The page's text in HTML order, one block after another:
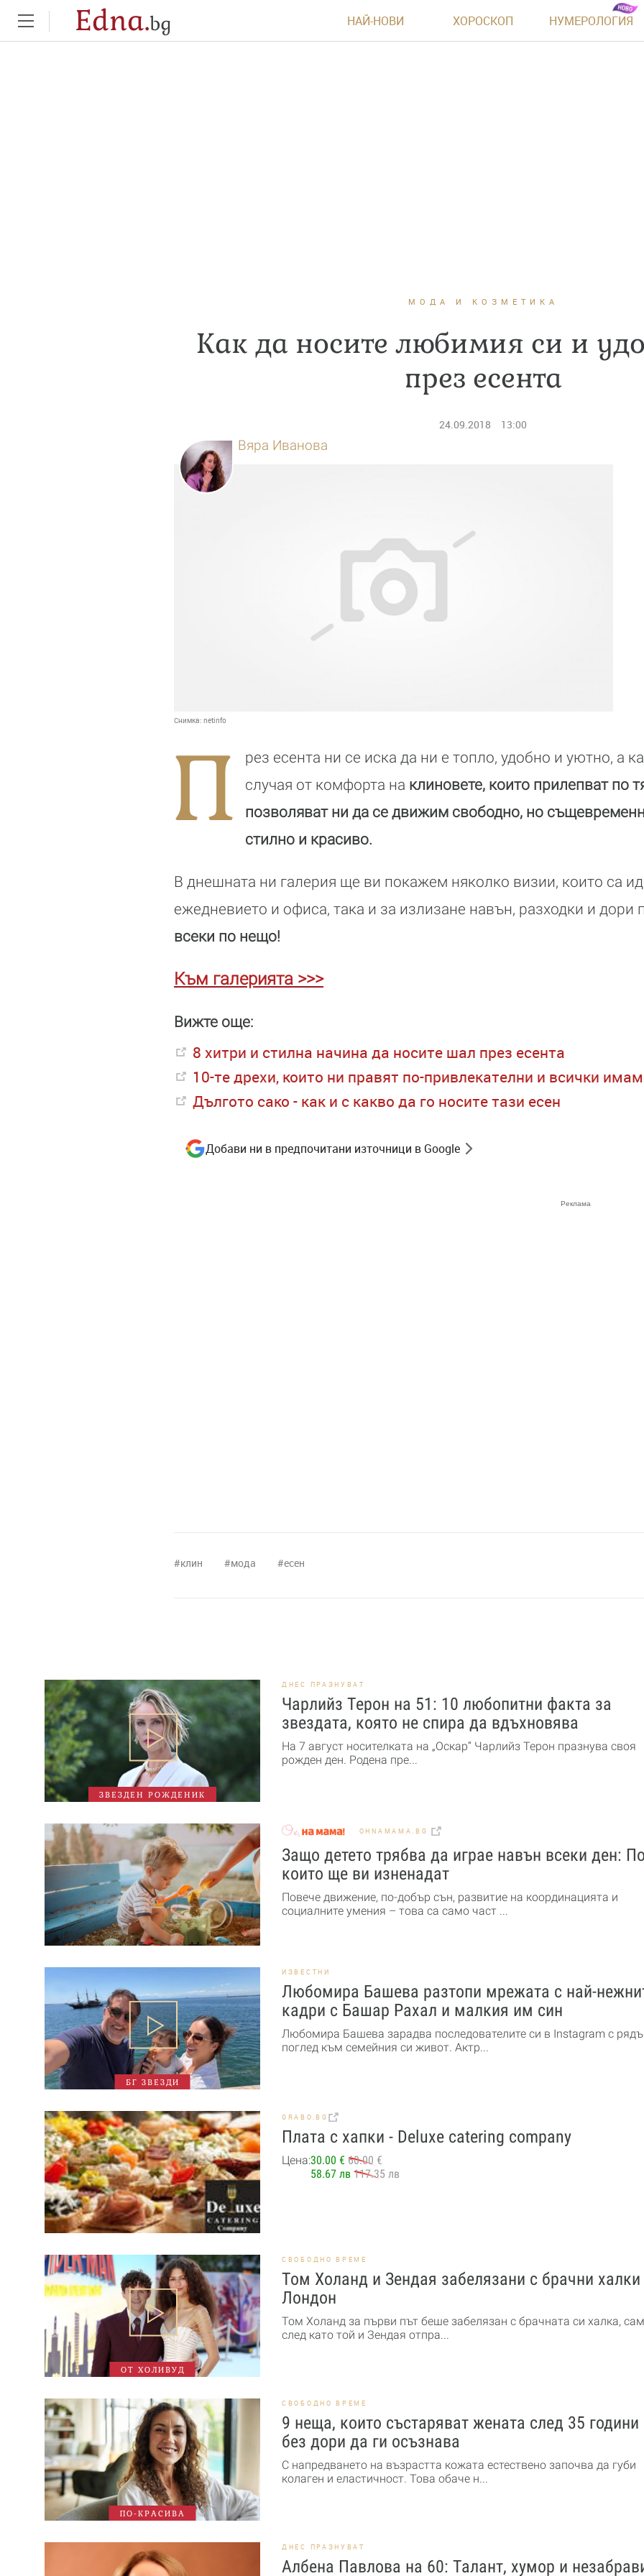
Edna.bg НАЙ-НОВИ ХОРОСКОП НУМЕРОЛОГИЯ
МОДА И КОЗМЕТИКА
Как да носите любимия си и
през есента
24.09.2018 13:00
Снимка: netinfo
Вяра Иванова
П
рез есента ни се иска да ни е топло, удобно и уютно, а
случая от комфорта на клиновете, които прилепват по
позволяват ни да се движим свободно, но
стилно и красиво.
В днешната ни галерия ще ви покажем няколко визии, които са
ежедневието и офиса, така и за излизане навън, разходки и дори
всеки по нещо!
Към галерията >>>
Вижте още:
8 хитри и стилна начина да носите шал през есента
10-те дрехи, които ни правят по-привлекателни и всички
Дългото сако - как и с какво да го носите тази есен
Добави ни в предпочитани източници в Google
клин мода есен
ЗВЕЗДЕН РОЖДЕНИК
ДНЕС ПРАЗНУВАТ
Чарлийз Терон на 51: 10 любопитни факта за
звездата, която не спира да вдъхновява
На 7 август носителката на „Оскар“ Чарлийз Терон празнува своя
рожден ден. Родена пре...
OHNAMAMA.BG
Защо детето трябва да играе навън всеки ден:
които ще ви изненадат
Повече движение, по-добър сън, развитие на координацията и
социалните умения – това са само част ...
БГ ЗВЕЗДИ
ИЗВЕСТНИ
Любомира Башева разтопи мрежата с най-
кадри с Башар Рахал и малкия им син
Любомира Башева зарадва последователите си в Instagram с
поглед към семейния си живот. Актр...
GRABO.BG
Плата с хапки - Deluxe catering company
Цена:30.00 € 60.00 €
58.67 лв 117.35 лв
ОТ ХОЛИВУД
СВОБОДНО ВРЕМЕ
Том Холанд и Зендая забелязани с брачни
Лондон
Том Холанд за първи път беше забелязан с брачната си халка,
след като той и Зендая отпра...
ПО-КРАСИВА
СВОБОДНО ВРЕМЕ
9 неща, които състаряват жената след 35
без дори да ги осъзнава
С напредването на възрастта кожата естествено започва да губи
колаген и еластичност. Това обаче н...
ДНЕС ПРАЗНУВАТ
Албена Павлова на 60: Талант, хумор и